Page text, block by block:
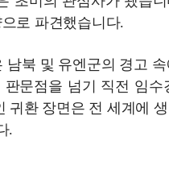
로 파견했습니다.
남북 및 유엔군의 경고
문점을 넘기 직전 임
귀환 장면은 전 세계에
.